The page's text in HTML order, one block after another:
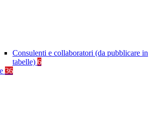
Consulenti e collaboratori (da pubblicare in
tabelle) 6
36